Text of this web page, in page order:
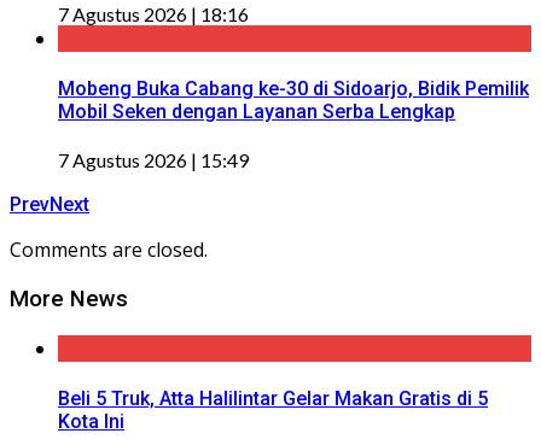
7 Agustus 2026 | 18:16
Mobeng Buka Cabang ke-30 di Sidoarjo, Bidik Pemilik
Mobil Seken dengan Layanan Serba Lengkap
7 Agustus 2026 | 15:49
PrevNext
Comments are closed.
More News
Beli 5 Truk, Atta Halilintar Gelar Makan Gratis di 5
Kota Ini